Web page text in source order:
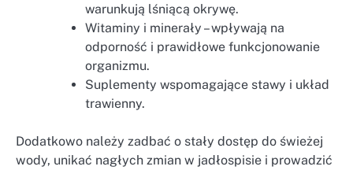
warunkują lśniącą okrywę.
Witaminy i minerały – wpływają na
odporność i prawidłowe funkcjonowanie
organizmu.
Suplementy wspomagające stawy i układ
trawienny.
Dodatkowo należy zadbać o stały dostęp do świeżej
wody, unikać nagłych zmian w jadłospisie i prowadzić